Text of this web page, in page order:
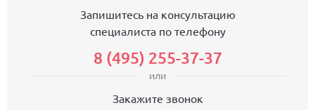
Запишитесь на консультацию
специалиста по телефону
8 (495) 255-37-37
или
Закажите звонок